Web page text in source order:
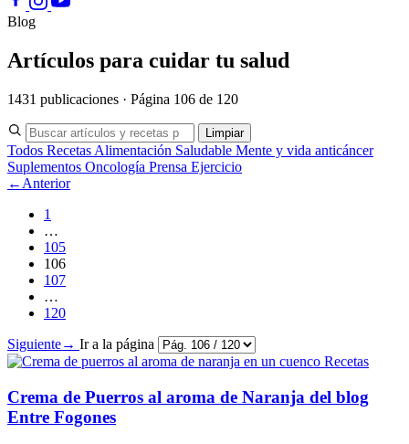
Blog
Artículos para cuidar tu salud
1431 publicaciones · Página 106 de 120
Limpiar
Todos Recetas Alimentación Saludable Mente y vida anticáncer
Suplementos Oncología Prensa Ejercicio
← Anterior
1
…
105
106
107
…
120
Siguiente→ Ir a la página
Recetas
Crema de Puerros al aroma de Naranja del blog
Entre Fogones